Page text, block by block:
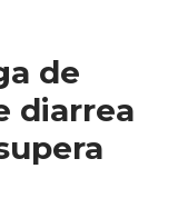
de
diarrea